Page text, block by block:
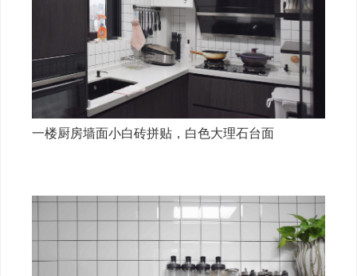
一楼厨房墙面小白砖拼贴，白色大理石台面